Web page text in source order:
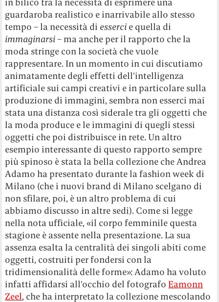
guardaroba realistico e inarrivabile allo stesso
tempo – la necessità di esserci e quella di
immaginarsi – ma anche per il rapporto che la
moda stringe con la società che vuole
rappresentare. In un momento in cui discutiamo
animatamente degli effetti dell’intelligenza
artificiale sui campi creativi e in particolare sulla
produzione di immagini, sembra non esserci mai
stata una distanza così siderale tra gli oggetti che
la moda produce e le immagini di quegli stessi
oggetti che poi distribuisce in rete. Un altro
esempio interessante di questo rapporto sempre
più spinoso è stata la bella collezione che Andrea
Adamo ha presentato durante la fashion week di
Milano (che i nuovi brand di Milano scelgano di
non sfilare, poi, è un altro problema di cui
abbiamo discusso in altre sedi). Come si legge
nella nota ufficiale, «il corpo femminile questa
stagione è assente nella presentazione. La sua
assenza esalta la centralità dei singoli abiti come
oggetti, costruiti per fondersi con la
tridimensionalità delle forme»: Adamo ha voluto
infatti affidarsi all’occhio del fotografo Eamonn
Zeel, che ha interpretato la collezione mescolando